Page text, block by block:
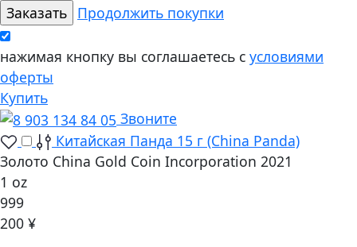
Продолжить покупки
нажимая кнопку вы соглашаетесь с условиями
оферты
Купить
Звоните
Китайская Панда 15 г (China Panda)
Золото China Gold Coin Incorporation 2021
1 oz
999
200 ¥